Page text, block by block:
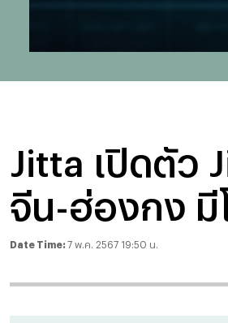
Jitta เปิดตัว
จีน-ฮ่องกง มี
Date Time: 7 พ.ค. 2567 19:50 น.